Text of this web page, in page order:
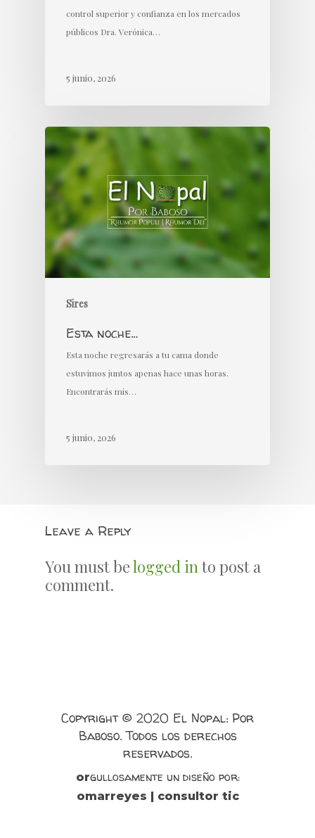
control superior y confianza en los mercados
públicos Dra. Verónica…
5 junio, 2026
Sires
Esta noche…
Esta noche regresarás a tu cama donde
estuvimos juntos apenas hace unas horas.
Encontrarás mis…
5 junio, 2026
Leave a Reply
You must belogged into post a
comment.
Copyright © 2020 El Nopal: Por
Baboso. Todos los derechos
reservados.
orgullosamente un diseño por:
omarreyes | consultor tic